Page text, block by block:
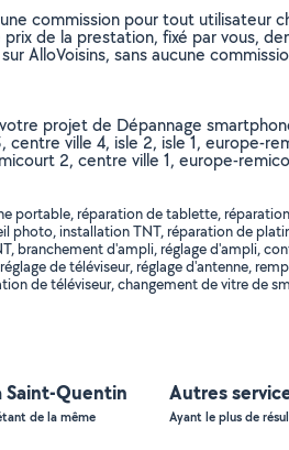
commission pour tout utilisateur
de la prestation, fixé par vous,
AlloVoisins, sans aucune
projet de Dépannage
ville 4, isle 2, isle 1, europe-
2, centre ville 1, europe-
portable, réparation de tablette,
installation TNT, réparation de
branchement d'ampli, réglage d'ampli,
de téléviseur, réglage d'antenne,
de téléviseur, changement de vitre de
Saint-Quentin
de la même
Autres
Ayant le plus de